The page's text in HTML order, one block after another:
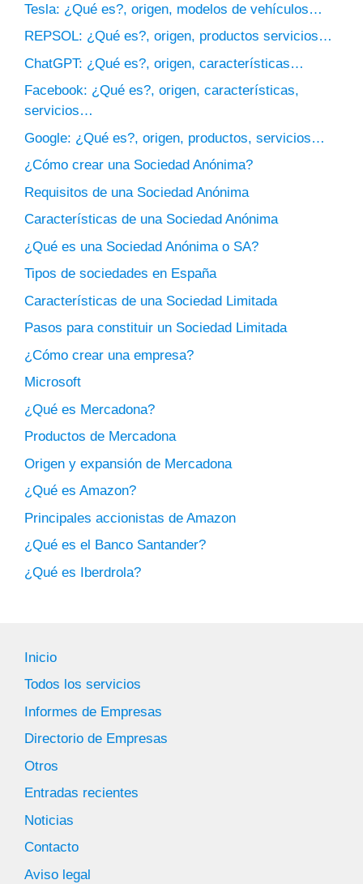
Tesla: ¿Qué es?, origen, modelos de vehículos…
REPSOL: ¿Qué es?, origen, productos servicios…
ChatGPT: ¿Qué es?, origen, características…
Facebook: ¿Qué es?, origen, características,
servicios…
Google: ¿Qué es?, origen, productos, servicios…
¿Cómo crear una Sociedad Anónima?
Requisitos de una Sociedad Anónima
Características de una Sociedad Anónima
¿Qué es una Sociedad Anónima o SA?
Tipos de sociedades en España
Características de una Sociedad Limitada
Pasos para constituir un Sociedad Limitada
¿Cómo crear una empresa?
Microsoft
¿Qué es Mercadona?
Productos de Mercadona
Origen y expansión de Mercadona
¿Qué es Amazon?
Principales accionistas de Amazon
¿Qué es el Banco Santander?
¿Qué es Iberdrola?
Inicio
Todos los servicios
Informes de Empresas
Directorio de Empresas
Otros
Entradas recientes
Noticias
Contacto
Aviso legal